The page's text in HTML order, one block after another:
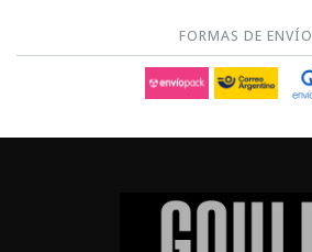
FORMAS DE ENVÍO